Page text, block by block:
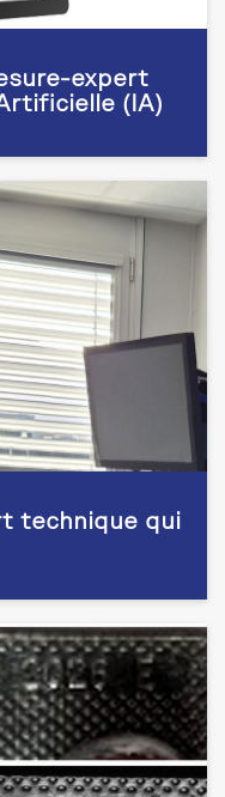
expert
(IA)
technique qui